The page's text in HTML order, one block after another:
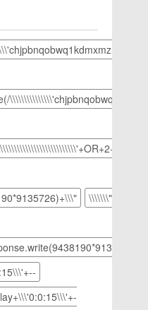
名称你可
以随便
写)3、找
置快捷方
式，鼠标
性】，然
后
菜单中
的”属
性”页
圆式”选
项框方法
寂静树坐
左下角找
找到“变
初找
到“WindowsDef
讯电脑管
家界面中
点击左侧
箱”选项
卡进入百
面，如图
所示。然
测试”工
具。
击“开始
测速”按
试电脑的
网络速度
笔记本无
法开机重
装win7
文教程，
赶紧来瞧
法开机重
装win7
一、准备
工作：
台能正常
上网的电
重装系
序：成语
学习阁打
开小程序
钟左右就
可以领取
包，点击
兑换，兑
到账10
红包
系统。接
下来，我
以富士通
例，给大
家介绍一
装win10
系统的方
一键重装
系统
呢？看着
别人使用
系统开机
速度那么
小程序日
介绍怎么
利用手机
的小程序
获得10
信搜索小
打开小程
序后玩5
就可以领
取10元